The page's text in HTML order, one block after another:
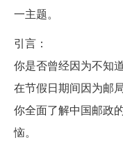
一主题。
引言：
你是否曾经因为不知
在节假日期间因为邮
你全面了解中国邮政
恼。